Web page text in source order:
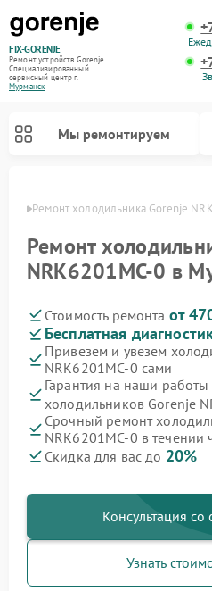
FIX-GORENJE
Ремонт устройств Gorenje
Специализированный
cервисный центр г.
Мурманск
Мы ремонтируем
Ремонт холодильника Gorenje
Ремонт
NRK6201MC-0 в
Стоимость ремонта от
Бесплатная
Привезем и увезем
NRK6201MC-0 сами
Гарантия на наши
холодильников Gorenje
Срочный ремонт
NRK6201MC-0 в течении
Скидка для вас до 20%
Консультация со
Узнать